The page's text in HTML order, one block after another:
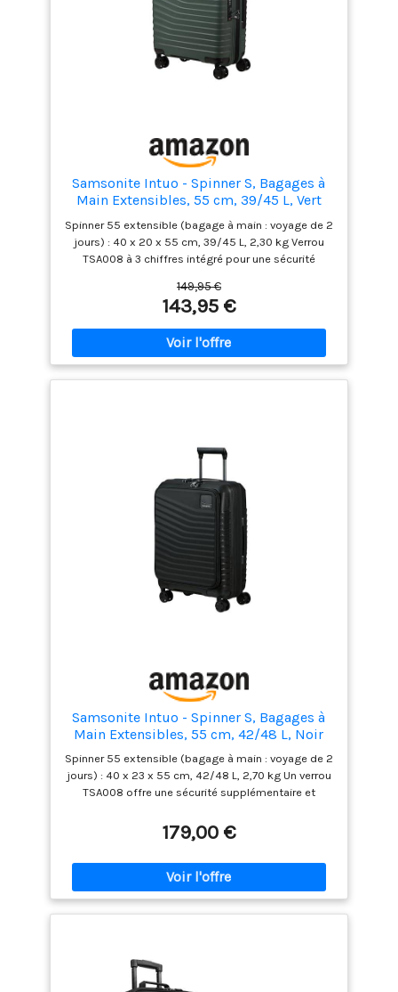
transport facile + Toutes
les tailles ont une
fonction d'extension
L'Intuo est fabriqué en
polypropylène léger et
fabriqué à partir de
matériaux recyclés
Samsonite Intuo - Spinner S, Bagages à
Main Extensibles, 55 cm, 39/45 L, Vert
(Vert Olive)
Spinner 55 extensible (bagage à main : voyage de 2
jours) : 40 x 20 x 55 cm, 39/45 L, 2,30 kg Verrou
TSA008 à 3 chiffres intégré pour une sécurité
avec 2 poches zippées et de sangles d'emballage
encastrées et réglables qui garantissent que vos
affaires ne glissent pas Les roues doubles faciles à
utiliser garantissent un transport facile + Toutes les
tailles ont une fonction d'extension L'Intuo est
fabriqué en polypropylène léger et résistant aux
149,95 €
143,95 €
Samsonite Intuo - Spinner S, Bagages à
Main Extensibles, 55 cm, 42/48 L, Noir
(Noir)
Spinner 55 extensible (bagage à main : voyage de 2
jours) : 40 x 23 x 55 cm, 42/48 L, 2,70 kg Un verrou
TSA008 offre une sécurité supplémentaire et
Spinner 55 EXP Easy Access. L'intérieur est doté d'un
séparateur fixe avec 2 poches zippées et de
sangles d'emballage encastrées et réglables qui
garantissent que vos affaires ne glissent pas Les
roues doubles faciles à utiliser garantissent un
transport facile + Toutes les tailles ont une fonction
fabriqué à partir de matériaux recyclés
179,00 €